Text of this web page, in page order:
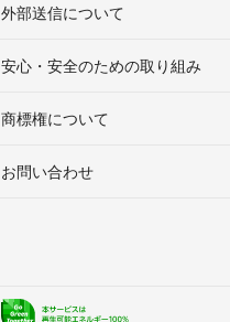
外部送信について
安心・安全のための取り組み
商標権について
お問い合わせ